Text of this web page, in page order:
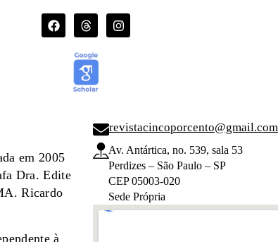
em 2005
Dra. Edite
Ricardo
à
revistacincoporcento@gmail.com
Av. Antártica, no. 539, sala 53
Perdizes – São Paulo – SP
CEP 05003-020
Sede Própria